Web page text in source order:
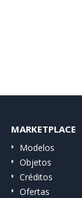
MARKETPLACE
Modelos
Objetos
Créditos
Ofertas